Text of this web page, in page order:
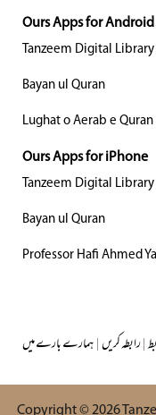
Ours Apps for
Tanzeem Digital Library
Bayan ul Quran
Lughat o Aerab e Quran
Ours Apps for iPhone
Tanzeem Digital Library
Bayan ul Quran
Professor Hafi Ahmed
ہمارے بارے میں|رابطہ کریں|
Copyright © 2026